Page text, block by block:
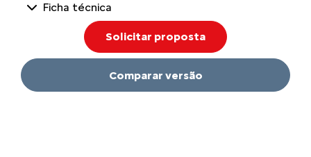
Ficha técnica
Solicitar proposta
Comparar versão